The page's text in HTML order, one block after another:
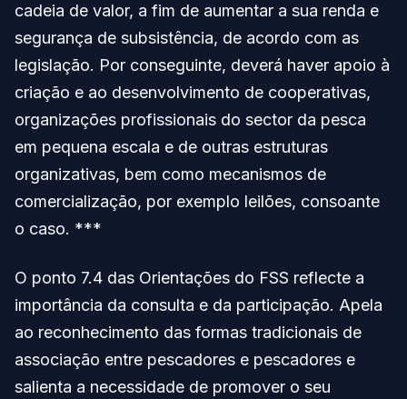
cadeia de valor, a fim de aumentar a sua renda e
segurança de subsistência, de acordo com as
legislação. Por conseguinte, deverá haver apoio à
criação e ao desenvolvimento de cooperativas,
organizações profissionais do sector da pesca
em pequena escala e de outras estruturas
organizativas, bem como mecanismos de
comercialização, por exemplo leilões, consoante
o caso. ***
O ponto 7.4 das Orientações do FSS reflecte a
importância da consulta e da participação. Apela
ao reconhecimento das formas tradicionais de
associação entre pescadores e pescadores e
salienta a necessidade de promover o seu